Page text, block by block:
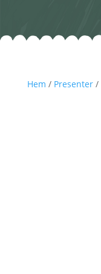
Hem / Presenter/